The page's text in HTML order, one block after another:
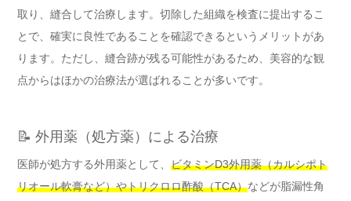
取り、縫合して治療します。切除した組織を検査に提出するこ
とで、確実に良性であることを確認できるというメリットがあ
ります。ただし、縫合跡が残る可能性があるため、美容的な観
点からはほかの治療法が選ばれることが多いです。
📝 外用薬（処方薬）による治療
医師が処方する外用薬として、 ビタミンD3外用薬（カルシポト
リオール軟膏など）やトリクロロ酢酸（TCA）などが脂漏性角